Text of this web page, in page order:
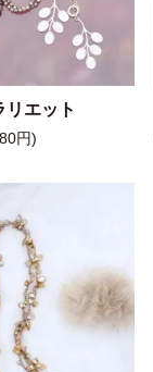
リエット
円)